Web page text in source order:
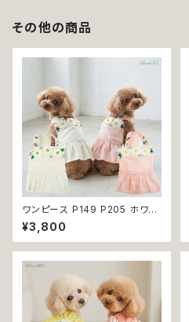
その他の商品
ワンピース P149 P205 ホワイ
ト ピンク フラワー ハンドメイド
Bee パステル コットン dog ウ
ェア ドッグ ウェア ドッグウエア
の洋服 洋服 小型犬 中型犬 女
の子 スカート 花 蜂 ストーン ビ
ジュー アップリケ かわいい 可
愛い おしゃれ 送料無料 返品交
換不可
¥3,800